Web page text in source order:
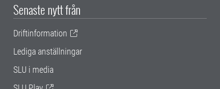
Senaste nytt från
Driftinformation
Lediga anställningar
SLU i media